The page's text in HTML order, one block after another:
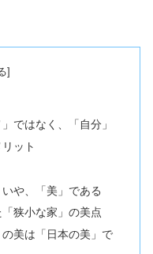
ではなく、「自分」
ット
や、「美」である
狭小な家」の美点
の美は「日本の美」で